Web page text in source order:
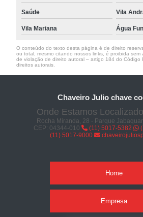
Saúde Vila
Vila Mariana Água
O conteúdo do texto desta página é de direito
ou total, mesmo citando nossos links, é proibida sem
de violação de direito autoral – artigo 184 do Código
direitos autorais
Chaveiro Julio chave
Onde Estamos
Rocha Miranda, 28 - Parque
CEP: 04344-010
(11) 5017-5382
(11) 5017-9000
Home
Empresa